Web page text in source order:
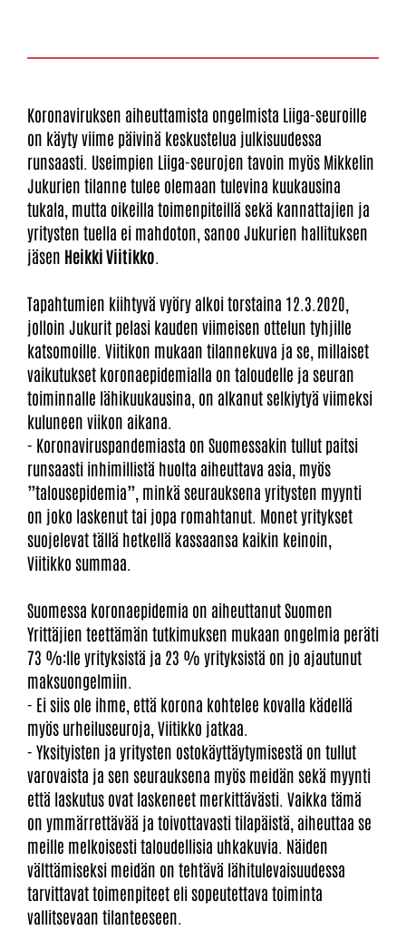
Koronaviruksen aiheuttamista ongelmista Liiga-seuroille
on käyty viime päivinä keskustelua julkisuudessa
runsaasti. Useimpien Liiga-seurojen tavoin myös Mikkelin
Jukurien tilanne tulee olemaan tulevina kuukausina
tukala, mutta oikeilla toimenpiteillä sekä kannattajien ja
yritysten tuella ei mahdoton, sanoo Jukurien hallituksen
jäsen Heikki Viitikko
Tapahtumien kiihtyvä vyöry alkoi torstaina 12.3.2020,
jolloin Jukurit pelasi kauden viimeisen ottelun tyhjille
katsomoille. Viitikon mukaan tilannekuva ja se, millaiset
vaikutukset koronaepidemialla on taloudelle ja seuran
toiminnalle lähikuukausina, on alkanut selkiytyä viimeksi
kuluneen viikon aikana.
- Koronaviruspandemiasta on Suomessakin tullut paitsi
runsaasti inhimillistä huolta aiheuttava asia, myös
”talousepidemia”, minkä seurauksena yritysten myynti
on joko laskenut tai jopa romahtanut. Monet yritykset
suojelevat tällä hetkellä kassaansa kaikin keinoin,
Viitikko summaa.
Suomessa koronaepidemia on aiheuttanut Suomen
Yrittäjien teettämän tutkimuksen mukaan ongelmia peräti
73 %:lle yrityksistä ja 23 % yrityksistä on jo ajautunut
maksuongelmiin.
- Ei siis ole ihme, että korona kohtelee kovalla kädellä
myös urheiluseuroja, Viitikko jatkaa.
- Yksityisten ja yritysten ostokäyttäytymisestä on tullut
varovaista ja sen seurauksena myös meidän sekä myynti
että laskutus ovat laskeneet merkittävästi. Vaikka tämä
on ymmärrettävää ja toivottavasti tilapäistä, aiheuttaa se
meille melkoisesti taloudellisia uhkakuvia. Näiden
välttämiseksi meidän on tehtävä lähitulevaisuudessa
tarvittavat toimenpiteet eli sopeutettava toiminta
vallitsevaan tilanteeseen.